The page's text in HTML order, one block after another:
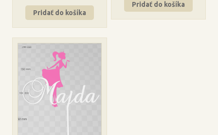
Pridať do košíka
Pridať do košíka